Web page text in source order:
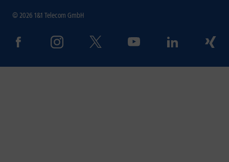
© 2026 1&1 Telecom GmbH